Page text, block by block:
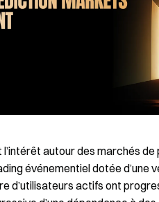
autour des marchés
événementiel dotée d’une
d’utilisateurs actifs ont